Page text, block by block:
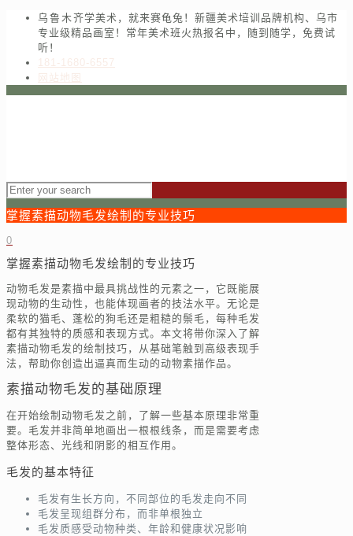
乌鲁木齐学美术，就来赛龟兔！新疆美术培训品牌机构、乌市
专业级精品画室！常年美术班火热报名中，随到随学，免费试
听！
181-1680-6557
网站地图
掌握素描动物毛发绘制的专业技巧
0
掌握素描动物毛发绘制的专业技巧
动物毛发是素描中最具挑战性的元素之一，它既能展
现动物的生动性，也能体现画者的技法水平。无论是
柔软的猫毛、蓬松的狗毛还是粗糙的鬃毛，每种毛发
都有其独特的质感和表现方式。本文将带你深入了解
素描动物毛发的绘制技巧，从基础笔触到高级表现手
法，帮助你创造出逼真而生动的动物素描作品。
素描动物毛发的基础原理
在开始绘制动物毛发之前，了解一些基本原理非常重
要。毛发并非简单地画出一根根线条，而是需要考虑
整体形态、光线和阴影的相互作用。
毛发的基本特征
毛发有生长方向，不同部位的毛发走向不同
毛发呈现组群分布，而非单根独立
毛发质感受动物种类、年龄和健康状况影响